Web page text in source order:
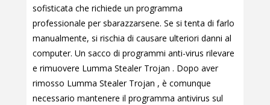
sofisticata che richiede un programma
professionale per sbarazzarsene. Se si tenta di farlo
manualmente, si rischia di causare ulteriori danni al
computer. Un sacco di programmi anti-virus rilevare
e rimuovere Lumma Stealer Trojan . Dopo aver
rimosso Lumma Stealer Trojan , è comunque
necessario mantenere il programma antivirus sul